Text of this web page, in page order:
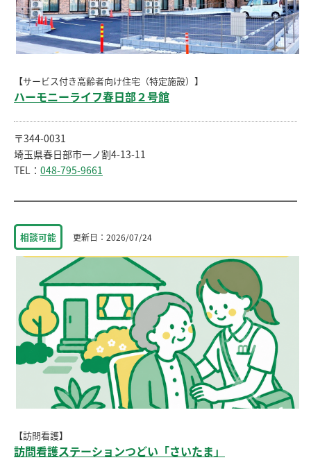
【サービス付き高齢者向け住宅（特定施設）】
ハーモニーライフ春日部２号館
〒344-0031
埼玉県春日部市一ノ割4-13-11
TEL： 048-795-9661
相談可能 2026/07/24
【訪問看護】
訪問看護ステーションつどい「さいたま」